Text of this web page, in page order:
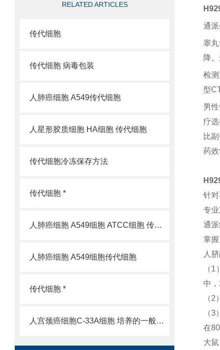
RELATED ARTICLES
传代细胞
传代细胞 病毒包装
人肺癌细胞 A549传代细胞
人星形胶质细胞 HA细胞 传代细胞
传代细胞冷冻保存方法
传代细胞 *
人肺癌细胞 A549细胞 ATCC细胞 传代细胞
人肺癌细胞 A549细胞传代细胞
传代细胞 *
人宫颈癌细胞C-33A细胞 培养的一般过程
通
睾
降
检
型
男
疗
比
药效
针
专
通
掌握
人
（
中
（
（
在
大